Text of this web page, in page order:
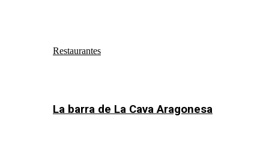
Restaurantes
La barra de La Cava Aragonesa